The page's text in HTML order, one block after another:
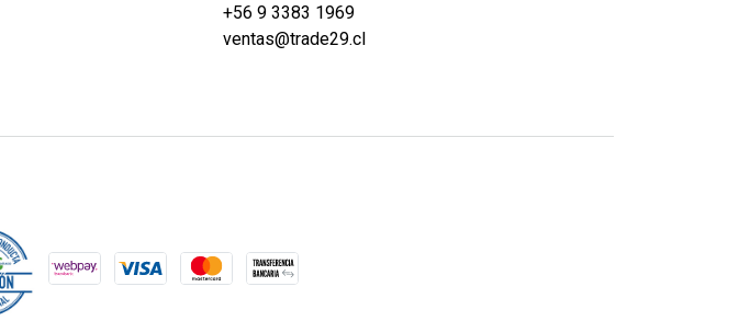
+56 9 3383 1969
ventas@trade29.cl